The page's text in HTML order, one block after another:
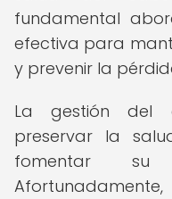
fundamental
efectiva para
y prevenir la
La gestión del
preservar la
fomentar su